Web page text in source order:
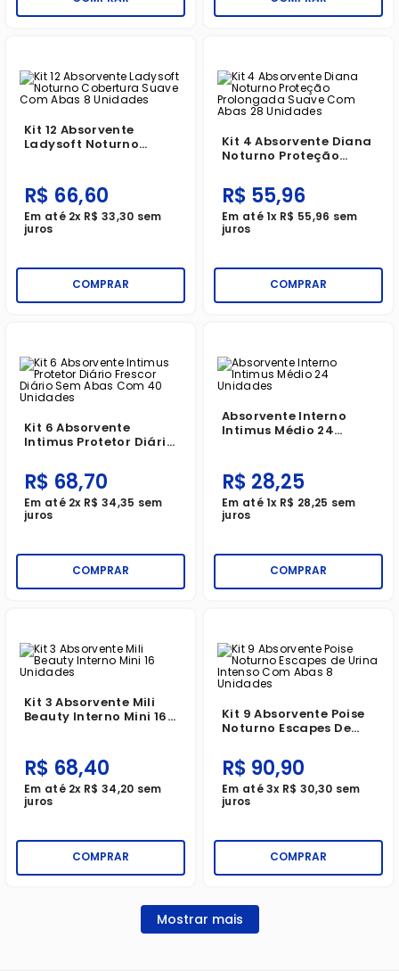
Kit 12 Absorvente
Ladysoft Noturno
R$ 66,60
Em até 2x R$ 33,30 sem
juros
COMPRAR
Kit 4 Absorvente Diana
Noturno Proteção
Com Abas 28 Unidades
R$ 55,96
Em até1x R$ 55,96 sem
juros
COMPRAR
Kit 6 Absorvente
Intimus Protetor Diário
Abas Com 40 Unidades
R$ 68,70
Em até 2x R$ 34,35 sem
juros
COMPRAR
Absorvente Interno
Intimus Médio 24
R$ 28,25
Em até1x R$ 28,25 sem
juros
COMPRAR
Kit 3 Absorvente Mili
Beauty Interno Mini 16
R$ 68,40
Em até 2x R$ 34,20 sem
juros
COMPRAR
Kit 9 Absorvente Poise
Noturno Escapes De
Abas 8 Unidades
R$ 90,90
Em até3x R$ 30,30 sem
juros
COMPRAR
Mostrar mais